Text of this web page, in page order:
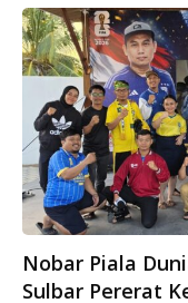
Nobar Piala
Sulbar Pererat